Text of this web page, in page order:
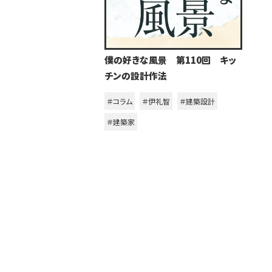
僕の好きな風景 第110回 キッ
チンの設計作法
＃コラム ＃伊礼智
＃建築設計
＃建築家